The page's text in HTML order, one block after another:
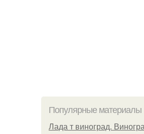
Популярные материалы
Лада т виноград.